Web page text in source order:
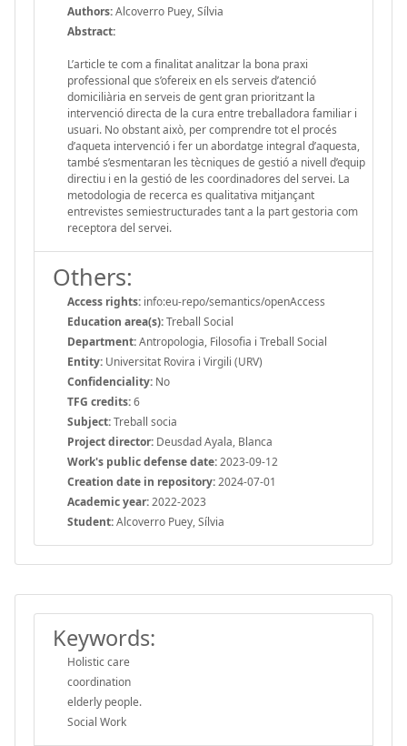
Authors:Alcoverro Puey, Sílvia
Abstract:
L’article te com a finalitat analitzar la bona praxi
professional que s’ofereix en els serveis d’atenció
domiciliària en serveis de gent gran prioritzant la
intervenció directa de la cura entre treballadora familiar i
usuari. No obstant això, per comprendre tot el procés
d’aqueta intervenció i fer un abordatge integral d’aquesta,
també s’esmentaran les tècniques de gestió a nivell d’equip
directiu i en la gestió de les coordinadores del servei. La
metodologia de recerca es qualitativa mitjançant
entrevistes semiestructurades tant a la part gestoria com
receptora del servei.
Others:
Access rights: info:eu-repo/semantics/openAccess
Education area(s):Treball Social
Department:Antropologia, Filosofia i Treball Social
Entity: Universitat Rovira i Virgili (URV)
Confidenciality: No
TFG credits:6
Subject:Treball socia
Project director: Deusdad Ayala, Blanca
Work's public defense date:2023-09-12
Creation date in repository:2024-07-01
Academic year:2022-2023
Student:Alcoverro Puey, Sílvia
Keywords:
Holistic care
coordination
elderly people.
Social Work